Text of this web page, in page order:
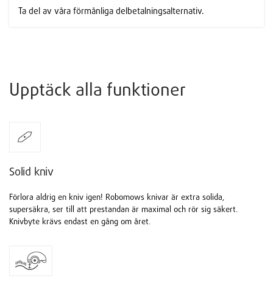
Ta del av våra förmånliga delbetalningsalternativ.
Upptäck alla funktioner
Solid kniv
Förlora aldrig en kniv igen! Robomows knivar är extra solida,
supersäkra, ser till att prestandan är maximal och rör sig säkert.
Knivbyte krävs endast en gång om året.